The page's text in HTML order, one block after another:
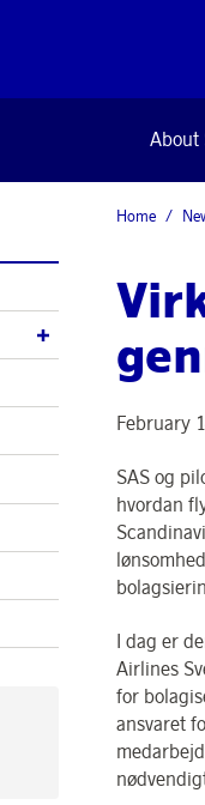
About
Home
February
SAS og
hvordan
I dag er
Airlines
for
ansvaret